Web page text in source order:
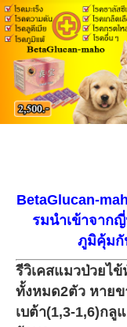
BetaGlucan-
รมนำเข้าจาก
ภูมิคุ้มกั
รีวิเคสแมวป่วยไข้
ทั้งหมด2ตัว หายข
เบต้า(1,3-1,6)ก